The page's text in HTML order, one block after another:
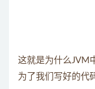
这就是为什么JVM
为了我们写好的代